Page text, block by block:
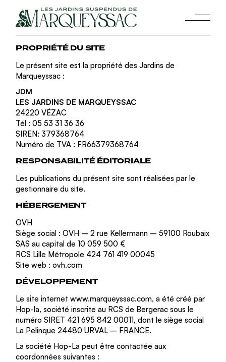
content
PROPRIÉTÉ DU SITE
Le présent site est la propriété des Jardins de
Marqueyssac :
JDM
LES JARDINS DE MARQUEYSSAC
24220 VÉZAC
Tél : 05 53 31 36 36
SIREN: 379368764
Numéro de TVA : FR66379368764
RESPONSABILITÉ ÉDITORIALE
Les publications du présent site sont réalisées par le
gestionnaire du site.
HÉBERGEMENT
OVH
Siège social : OVH – 2 rue Kellermann – 59100 Roubaix
SAS au capital de 10 059 500 €
RCS Lille Métropole 424 761 419 00045
Site web : ovh.com
DÉVELOPPEMENT
Le site internetwww.marqueyssac.com, a été créé par
Hop-la, société inscrite au RCS de Bergerac sous le
numéro SIRET 421 695 842 00011, dont le siège social
La Pelinque 24480 URVAL – FRANCE.
La société Hop-La peut être contactée aux
coordonnées suivantes :